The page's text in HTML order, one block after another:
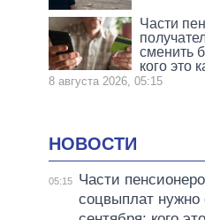
Части
сменить
кого это
8 августа 2026, 05:15
НОВОСТИ
05:15
Части
соцвыплат нужно